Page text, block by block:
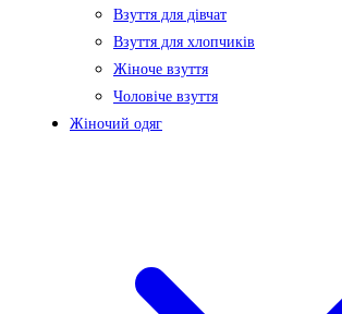
Взуття для дівчат
Взуття для хлопчиків
Жіноче взуття
Чоловіче взуття
Жіночий одяг